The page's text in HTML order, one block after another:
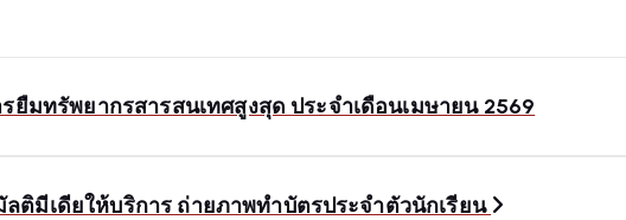
มทรัพยากรสารสนเทศสูงสุด ประจำเดือนเมษายน 2569
มีเดียให้บริการ ถ่ายภาพทำบัตรประจำตัวนักเรียน